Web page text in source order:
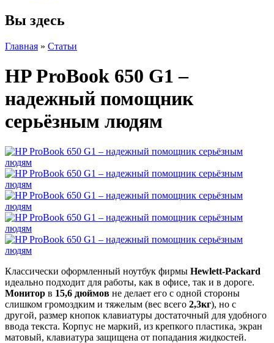
Вы здесь
Главная » Статьи
HP ProBook 650 G1 –
надежный помощник
серьёзным людям
Классически оформленный ноутбук фирмы Hewlett-Packard
идеально подходит для работы, как в офисе, так и в дороге.
Монитор в 15,6 дюймов не делает его с одной стороны
слишком громоздким и тяжелым (вес всего 2,3кг), но с
другой, размер кнопок клавиатуры достаточный для удобного
ввода текста. Корпус не маркий, из крепкого пластика, экран
матовый, клавиатура защищена от попадания жидкостей.